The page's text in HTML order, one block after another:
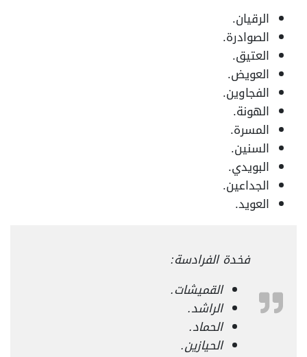
الرقيان.
الصوادرة.
العتيق.
العويض.
الفجاوين.
الهونة.
المسرة.
السنين.
البويدي.
الجداعين.
العويد.
فخدة الفرادسة:
القميشات.
الراشد.
الحماد.
الحيازين.